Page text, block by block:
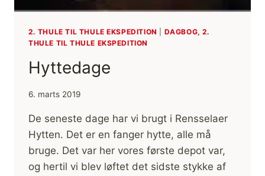
2. THULE TIL THULE EKSPEDITION
DAGBOG, 2.
THULE TIL THULE EKSPEDITION
Hyttedage
6. marts 2019
De seneste dage har vi brugt i Rensselaer
Hytten. Det er en fanger hytte, alle må
bruge. Det var her vores første depot var,
og hertil vi blev løftet det sidste stykke af